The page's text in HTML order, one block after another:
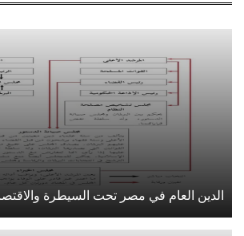
الدين العام في مصر تحت السيطرة